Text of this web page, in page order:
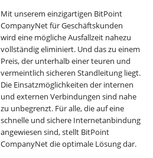
Mit unserem einzigartigen BitPoint
CompanyNet für Geschäftskunden
wird eine mögliche Ausfallzeit nahezu
vollständig eliminiert. Und das zu einem
Preis, der unterhalb einer teuren und
vermeintlich sicheren Standleitung liegt.
Die Einsatzmöglichkeiten der internen
und externen Verbindungen sind nahe
zu unbegrenzt. Für alle, die auf eine
schnelle und sichere Internetanbindung
angewiesen sind, stellt BitPoint
CompanyNet die optimale Lösung dar.